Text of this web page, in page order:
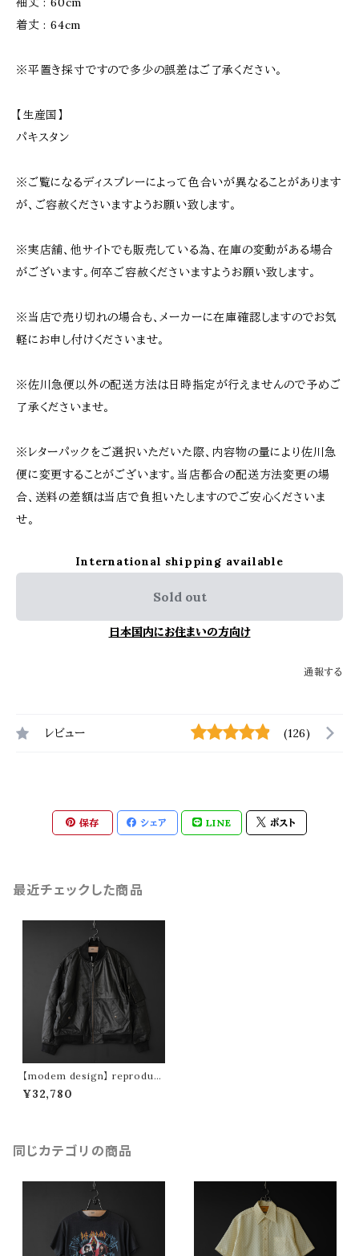
着丈 : 64cm
※平置き採寸ですので多少の誤差はご了承ください。
【生産国】
パキスタン
※ご覧になるディスプレーによって色合いが異なることがあります
が、ご容赦くださいますようお願い致します。
※実店舗、他サイトでも販売している為、在庫の変動がある場合
がございます。何卒ご容赦くださいますようお願い致します。
※当店で売り切れの場合も、メーカーに在庫確認しますのでお気
軽にお申し付けくださいませ。
※佐川急便以外の配送方法は日時指定が行えませんので予めご
了承くださいませ。
※レターパックをご選択いただいた際、内容物の量により佐川急
便に変更することがございます。当店都合の配送方法変更の場
合、送料の差額は当店で負担いたしますのでご安心くださいま
せ。
International shipping available
Sold out
日本国内にお住まいの方向け
通報する
レビュー (126)
保存 シェア LINE ポスト
最近チェックした商品
【modem design】 reproduct
leather l-2b type (size L)
¥32,780
同じカテゴリの商品